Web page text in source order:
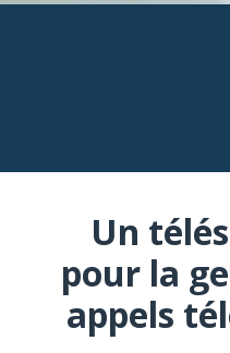
Un
pour la
appels